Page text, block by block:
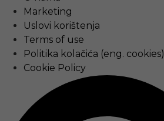
Marketing
Uslovi korištenja
Terms of use
Politika kolačića (eng. cookies)
Cookie Policy